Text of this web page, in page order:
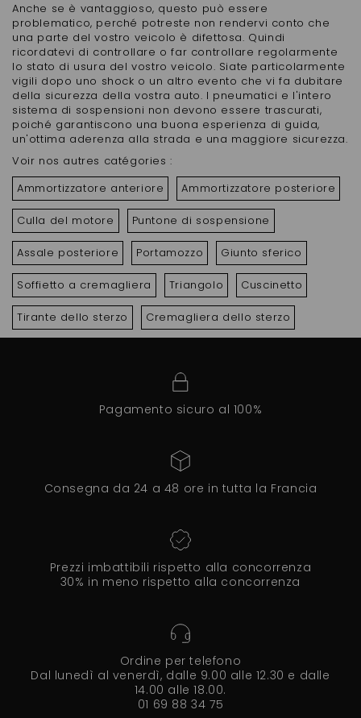
Anche se è vantaggioso, questo può essere
problematico, perché potreste non rendervi conto che
una parte del vostro veicolo è difettosa. Quindi
ricordatevi di controllare o far controllare regolarmente
lo stato di usura del vostro veicolo. Siate particolarmente
vigili dopo uno shock o un altro evento che vi fa dubitare
della sicurezza della vostra auto. I pneumatici e l'intero
sistema di sospensioni non devono essere trascurati,
poiché garantiscono una buona esperienza di guida,
un'ottima aderenza alla strada e una maggiore sicurezza.
Voir nos autres catégories :
Ammortizzatore anteriore
Ammortizzatore posteriore
Culla del motore Puntone di sospensione
Assale posteriore Portamozzo Giunto sferico
Soffietto a cremagliera Triangolo Cuscinetto
Tirante dello sterzo Cremagliera dello sterzo
Pagamento sicuro al 100%
Consegna da 24 a 48 ore in tutta la Francia
Prezzi imbattibili rispetto alla concorrenza
30% in meno rispetto alla concorrenza
Ordine per telefono
Dal lunedì al venerdì, dalle 9.00 alle 12.30 e dalle
14.00 alle 18.00.
01 69 88 34 75